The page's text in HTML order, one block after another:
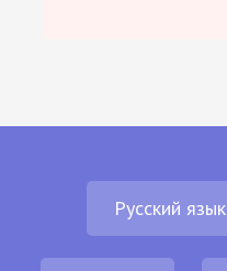
Русский язык